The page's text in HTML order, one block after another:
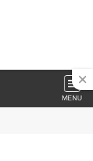
MENU